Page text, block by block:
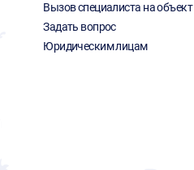
Вызов специалиста на объект
Задать вопрос
Юридическим лицам